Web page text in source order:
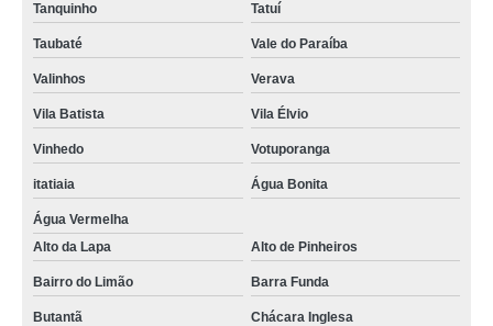
Tanquinho Tatuí
Taubaté Vale do Paraíba
Valinhos Verava
Vila Batista Vila Élvio
Vinhedo Votuporanga
itatiaia Água Bonita
Água Vermelha
Alto da Lapa
Alto de Pinheiros
Bairro do Limão Barra Funda
Butantã Chácara Inglesa